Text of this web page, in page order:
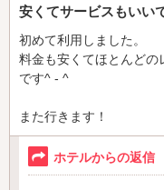
人
安くてサービスもいい
初めて利用しました。
料金も安くてほとんどの
です^ - ^
また行きます！
ホテルからの返信